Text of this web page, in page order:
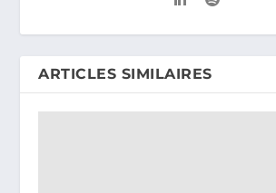
ARTICLES SIMILAIRES